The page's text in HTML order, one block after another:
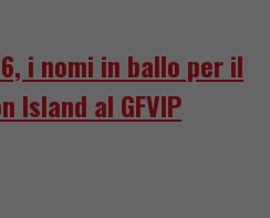
i nomi in ballo per il
Island al GFVIP